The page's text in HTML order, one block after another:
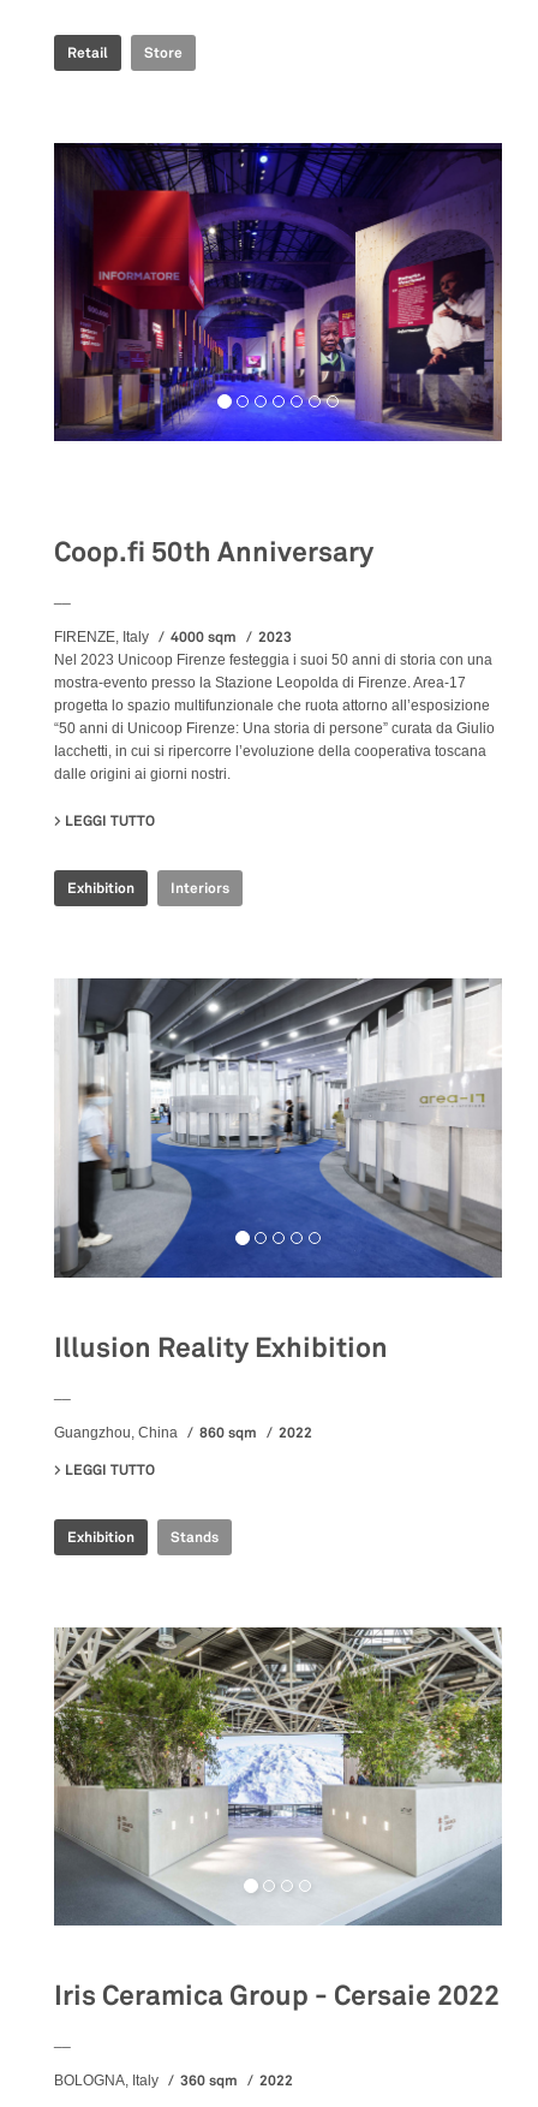
Retail Store
Coop.fi 50th Anniversary
FIRENZE, Italy 4000 sqm 2023
Nel 2023 Unicoop Firenze festeggia i suoi 50 anni di storia con una
mostra-evento presso la Stazione Leopolda di Firenze. Area-17
progetta lo spazio multifunzionale che ruota attorno all’esposizione
“50 anni di Unicoop Firenze: Una storia di persone” curata da Giulio
Iacchetti, in cui si ripercorre l’evoluzione della cooperativa toscana
dalle origini ai giorni nostri.
LEGGI TUTTO
Exhibition Interiors
Illusion Reality Exhibition
Guangzhou, China 860 sqm
2022
LEGGI TUTTO
Exhibition Stands
Iris Ceramica Group - Cersaie 2022
BOLOGNA, Italy 360 sqm
2022